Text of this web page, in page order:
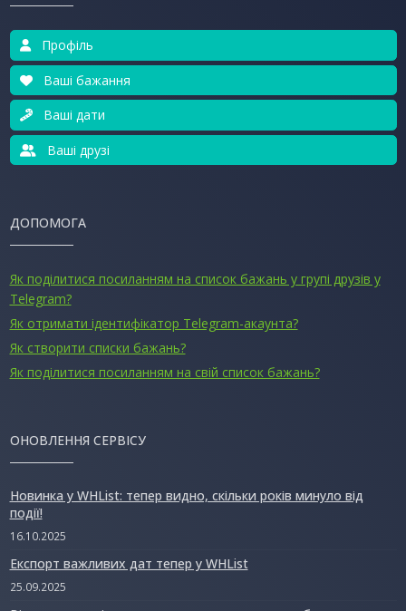
Профіль
Ваші бажання
Ваші дати
Ваші друзі
ДОПОМОГА
Як поділитися посиланням на список бажань у групі друзів у
Telegram?
Як отримати ідентифікатор Telegram-акаунта?
Як створити списки бажань?
Як поділитися посиланням на свій список бажань?
ОНОВЛЕННЯ СЕРВІСУ
Новинка у WHList: тепер видно, скільки років минуло від
події!
16.10.2025
Експорт важливих дат тепер у WHList
25.09.2025